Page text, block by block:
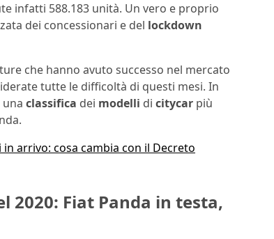
infatti 588.183 unità. Un vero e proprio
dei concessionari e del lockdown
che hanno avuto successo nel mercato
tutte le difficoltà di questi mesi. In
classifica dei modelli di citycar più
arrivo: cosa cambia con il Decreto
2020: Fiat Panda in testa,